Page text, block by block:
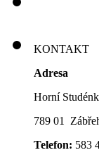
KONTAKT
Adresa
Horní
789 01
Telefon: 583